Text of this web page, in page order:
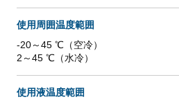
使用周囲温度範囲
-20～45 ℃（空冷）
2～45 ℃（水冷）
使用液温度範囲